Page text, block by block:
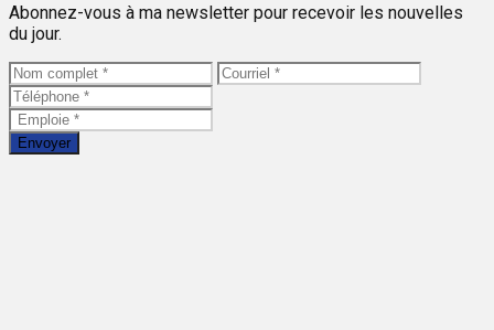
Abonnez-vous à ma newsletter pour recevoir les nouvelles
du jour.
Envoyer